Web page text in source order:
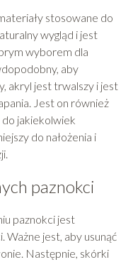
stosowane do
wygląd i jest
wyborem dla
aby
akryl jest trwalszy i jest
Jest on również
do jakiekolwiek
do nałożenia i
paznokci
paznokci jest
Ważne jest, aby usunąć
Następnie, skórki